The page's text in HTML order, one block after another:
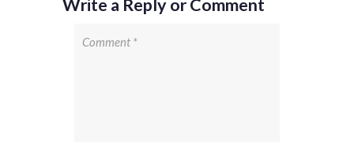
Write a Reply or Comment